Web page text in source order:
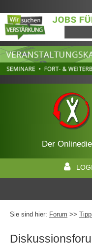
Der
Sie sind hier: Forum >>